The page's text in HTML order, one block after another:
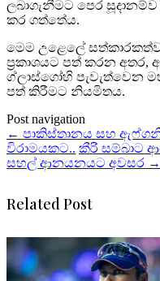
ලබාගැනීමට පෙර
කර ගත්තේය.
මෙම උළෙලේ
ප්‍රකාශයට පත් කරන අතර,
ග්ලාස්ගෝහි පැවැත්වෙන
පත් කිරීමට නියමිතය.
Post navigation
← පාකිස්තානය සහ
විරාමයකට.. කීරි සම්බාට
සහල් ආනයනයට අවසර →
Related Post